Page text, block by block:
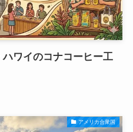
ハワイのコナコーヒー工
アメリカ合衆国